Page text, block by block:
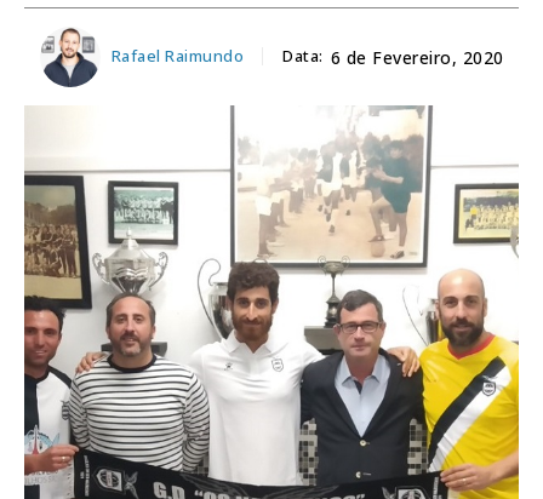
Rafael Raimundo Data: 6 de Fevereiro, 2020